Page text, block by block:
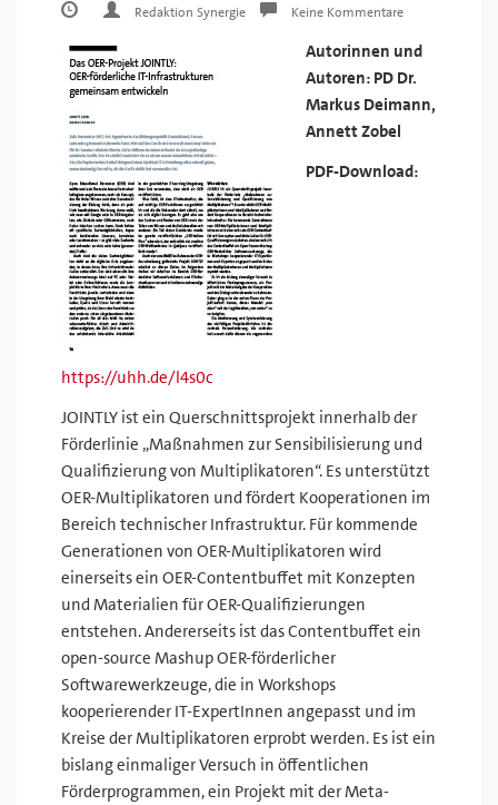
Redaktion Synergie Keine Kommentare
Autorinnen und
Autoren: PD Dr.
Markus Deimann,
Annett Zobel
PDF-Download:
https://uhh.de/l4s0c
JOINTLY ist ein Querschnittsprojekt innerhalb der
Förderlinie „Maßnahmen zur Sensibilisierung und
Qualifizierung von Multiplikatoren“. Es unterstützt
OER-Multiplikatoren und fördert Kooperationen im
Bereich technischer Infrastruktur. Für kommende
Generationen von OER-Multiplikatoren wird
einerseits ein OER-Contentbuffet mit Konzepten
und Materialien für OER-Qualifizierungen
entstehen. Andererseits ist das Contentbuffet ein
open-source Mashup OER-förderlicher
Softwarewerkzeuge, die in Workshops
kooperierender IT-ExpertInnen angepasst und im
Kreise der Multiplikatoren erprobt werden. Es ist ein
bislang einmaliger Versuch in öffentlichen
Förderprogrammen, ein Projekt mit der Meta-